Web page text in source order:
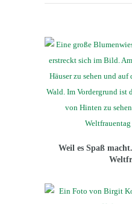
Weil es Spaß